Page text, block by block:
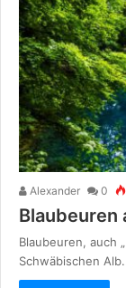
Alexander 0
Blaubeuren
Blaubeuren, auch
Schwäbischen